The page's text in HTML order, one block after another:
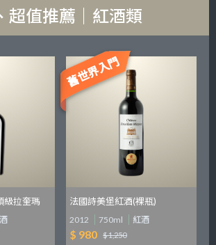
超值推薦｜紅酒類
級拉奎瑪
舊世界入門
法國詩美堡紅酒(裸瓶)
2012 750ml 紅酒
$ 980 $ 1,250